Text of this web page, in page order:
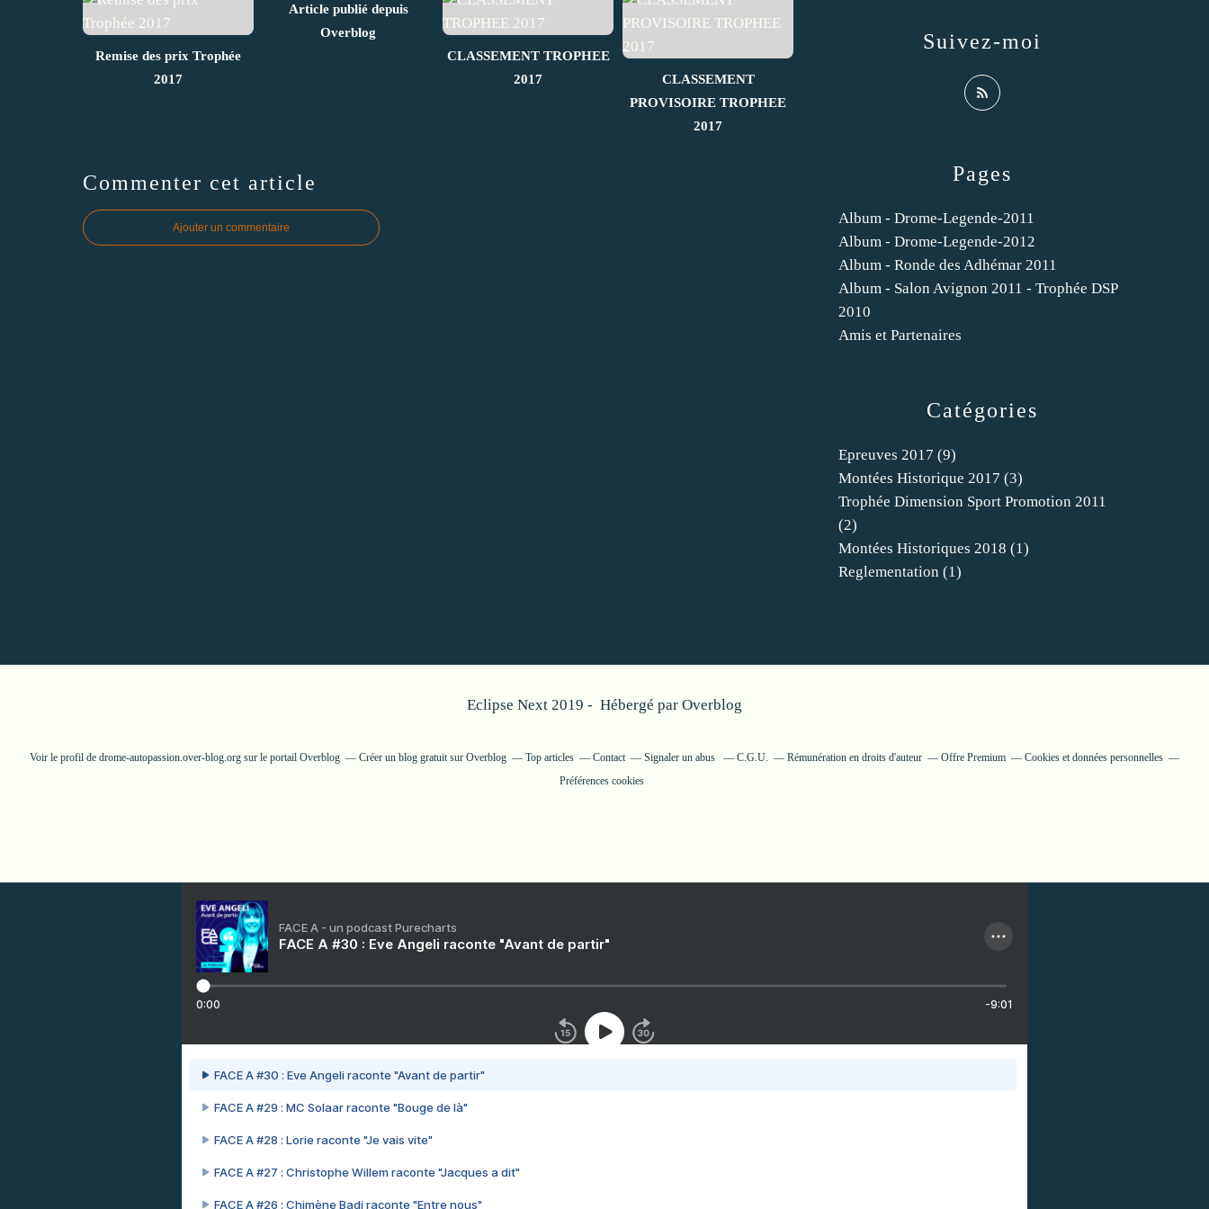
Remise des prix Trophée
2017
Article publié depuis
Overblog
CLASSEMENT TROPHEE
2017
CLASSEMENT
PROVISOIRE TROPHEE
2017
Commenter cet article
Ajouter un commentaire
Catégories
Epreuves 2017 (9)
Montées Historique 2017 (3)
Trophée Dimension Sport Promotion 2011
(2)
Montées Historiques 2018 (1)
Reglementation (1)
Pages
Album - Drome-Legende-2011
Album - Drome-Legende-2012
Album - Ronde des Adhémar 2011
Album - Salon Avignon 2011 - Trophée DSP
2010
Amis et Partenaires
Suivez-moi
Eclipse Next 2019 - Hébergé par Overblog
Voir le profil de drome-autopassion.over-blog.org sur le portail Overblog Créer un blog gratuit sur Overblog Top articles Contact Signaler un abus C.G.U. Rémunération en droits d'auteur Offre Premium
Cookies et données personnelles
Préférences cookies
FACE A - un podcast Purecharts
FACE A #30 : Eve Angeli raconte "Avant de partir"
0:00 -9:01
FACE A #30 : Eve Angeli raconte "Avant de partir"
FACE A #29 : MC Solaar raconte "Bouge de là"
FACE A #28 : Lorie raconte "Je vais vite"
FACE A #27 : Christophe Willem raconte "Jacques a dit"
FACE A #26 : Chimène Badi raconte "Entre nous"